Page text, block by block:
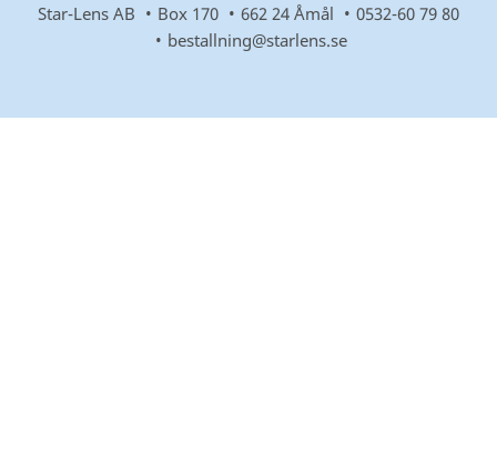
Star-Lens AB Box 170 662 24 Åmål
0532-60 79 80
bestallning@starlens.se